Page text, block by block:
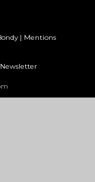
| Mentions
Newsletter